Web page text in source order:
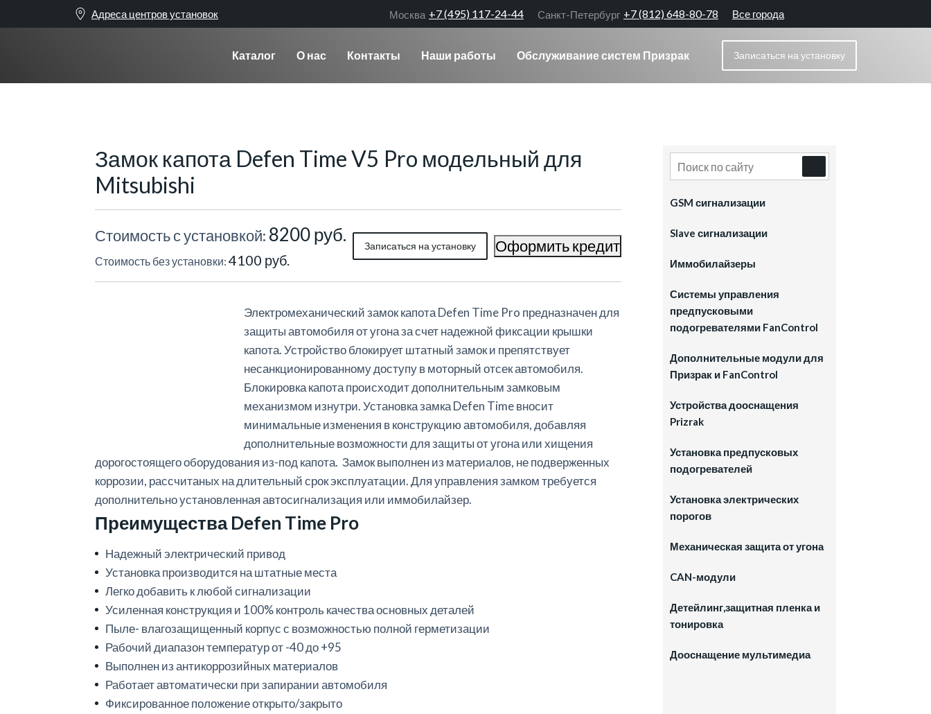
Адреса центров установок Москва +7 (495) 117-24-44 Санкт-Петербург +7 (812) 648-80-78 Все города
Каталог О нас Контакты Наши работы Обслуживание систем Призрак Записаться на установку
Замок капота Defen Time V5 Pro модельный для
Mitsubishi
Стоимость с установкой: 8200 руб.
Стоимость без установки: 4100 руб.
Записаться на установку Оформить кредит
Электромеханический замок капота Defen Time Pro предназначен для
защиты автомобиля от угона за счет надежной фиксации крышки
капота. Устройство блокирует штатный замок и препятствует
несанкционированному доступу в моторный отсек автомобиля.
Блокировка капота происходит дополнительным замковым
механизмом изнутри. Установка замка Defen Time вносит
минимальные изменения в конструкцию автомобиля, добавляя
дополнительные возможности для защиты от угона или хищения
дорогостоящего оборудования из-под капота. Замок выполнен из материалов, не подверженных
коррозии, рассчитаных на длительный срок эксплуатации. Для управления замком требуется
дополнительно установленная автосигнализация или иммобилайзер.
Преимущества Defen Time Pro
Надежный электрический привод
Установка производится на штатные места
Легко добавить к любой сигнализации
Усиленная конструкция и 100% контроль качества основных деталей
Пыле- влагозащищенный корпус с возможностью полной герметизации
Рабочий диапазон температур от -40 до +95
Выполнен из антикоррозийных материалов
Работает автоматически при запирании автомобиля
Фиксированное положение открыто/закрыто
GSM сигнализации
Slave сигнализации
Иммобилайзеры
Системы управления
предпусковыми
подогревателями FanControl
Дополнительные модули для
Призрак и FanControl
Устройства дооснащения
Prizrak
Установка предпусковых
подогревателей
Установка электрических
порогов
Механическая защита от угона
CAN-модули
Детейлинг,защитная пленка и
тонировка
Дооснащение мультимедиа